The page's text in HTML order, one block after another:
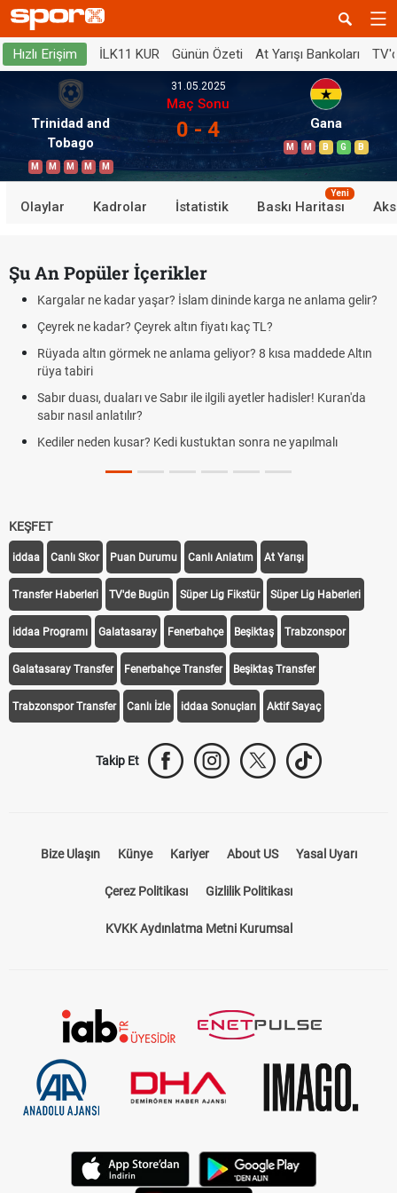
Hızlı Erişim İLK11 KUR Günün Özeti At Yarışı Bankoları
Trinidad and
Tobago
M M M M M
31.05.2025
Maç Sonu
0 - 4 Gana
M M B G B
Olaylar Kadrolar İstatistik Baskı Haritası
Yeni
Şu An Popüler İçerikler
Kargalar ne kadar yaşar? İslam dininde karga ne anlama gelir?
Çeyrek ne kadar? Çeyrek altın fiyatı kaç TL?
Rüyada altın görmek ne anlama geliyor? 8 kısa maddede Altın
rüya tabiri
Sabır duası, duaları ve Sabır ile ilgili ayetler hadisler! Kuran'da
sabır nasıl anlatılır?
Kediler neden kusar? Kedi kustuktan sonra ne yapılmalı
KEŞFET
iddaa Canlı Skor Puan Durumu Canlı Anlatım At Yarışı
Transfer Haberleri TV'de Bugün Süper Lig Fikstür Süper Lig Haberleri
iddaa Programı Galatasaray Fenerbahçe Beşiktaş Trabzonspor
Galatasaray Transfer Fenerbahçe Transfer Beşiktaş Transfer
Trabzonspor Transfer Canlı İzle iddaa Sonuçları Aktif Sayaç
Takip Et
Bize Ulaşın Künye Kariyer About US Yasal Uyarı
Çerez Politikası Gizlilik Politikası
KVKK Aydınlatma Metni Kurumsal